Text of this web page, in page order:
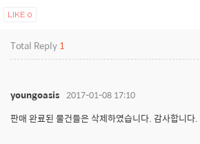
LIKE 0
Total Reply1
youngoasis 2017-01-08 17:10
판매 완료된 물건들은 삭제하였습니다. 감사합니다.